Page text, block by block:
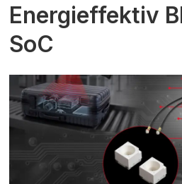
Energieffektiv
SoC